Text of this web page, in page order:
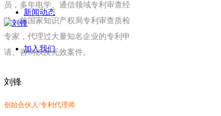
新闻动态
加入我们
员，多年电学、通信领域专利审查经
验，前国家知识产权局专利审查质检
专家，代理过大量知名企业的专利申
请、咨询以及无效案件。
刘锋
创始合伙人/专利代理师